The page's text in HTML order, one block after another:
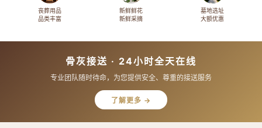
丧葬用品
品类丰富
新鲜鲜花
新鲜采摘
墓地选址
大额优惠
骨灰接送 · 24小时全天在线
专业团队随时待命，为您提供安全、尊重的接送服务
了解更多 →